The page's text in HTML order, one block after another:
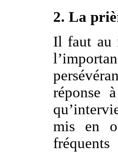
2. La
Il faut au
réponse
mis en
fréquents